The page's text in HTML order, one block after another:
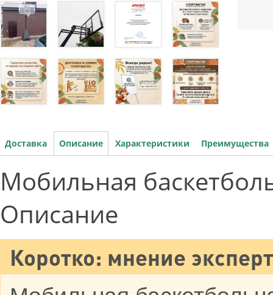
Доставка Описание Характеристики Преимущества
Мобильная
Описание
Коротко: мнение